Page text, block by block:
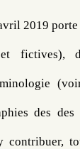
2019
fictives),
des
contribuer,